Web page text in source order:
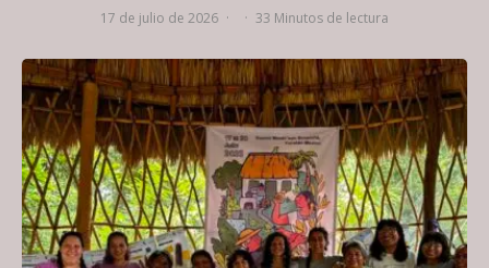
17 de julio de 2026 · · 33 Minutos de lectura